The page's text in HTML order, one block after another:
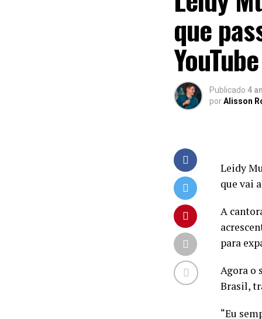
que
YouTube
Publicado 4
porAlisson
Leidy
que vai
A
para
Agora o
Brasil,
“Eu